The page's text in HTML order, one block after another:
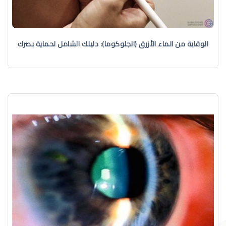
الوقاية من الماء الأزرق (الجلوكوما): دليلك الشامل لحماية بصرك